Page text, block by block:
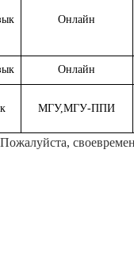
Онлайн
Онлайн
МГУ,МГУ-ППИ